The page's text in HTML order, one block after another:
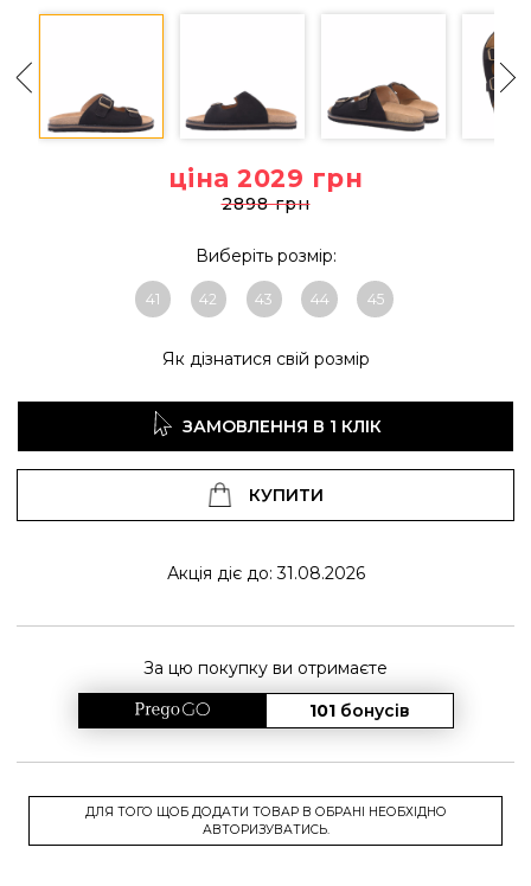
ціна 2029 грн
2898 грн
Виберіть розмір:
41 42 43 44 45
Як дізнатися свій розмір
ЗАМОВЛЕННЯ В 1 КЛІК
КУПИТИ
Акція діє до: 31.08.2026
За цю покупку ви отримаєте
101 бонусів
ДЛЯ ТОГО ЩОБ ДОДАТИ ТОВАР В ОБРАНІ НЕОБХІДНО
АВТОРИЗУВАТИСЬ.